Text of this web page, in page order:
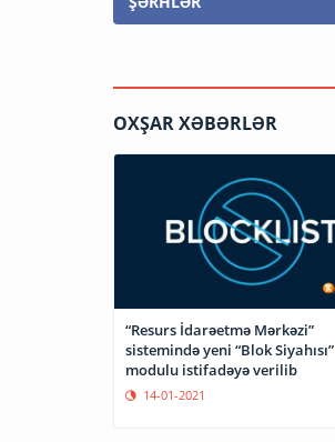
OXŞAR XƏBƏRLƏR
“Resurs İdarəetmə Mərkəzi”
sistemində yeni “Blok Siyahısı”
modulu istifadəyə verilib
14-01-2021